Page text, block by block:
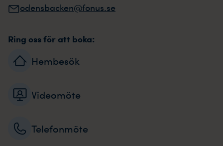
odensbacken@fonus.se
Ring oss för att boka:
Hembesök
Videomöte
Telefonmöte